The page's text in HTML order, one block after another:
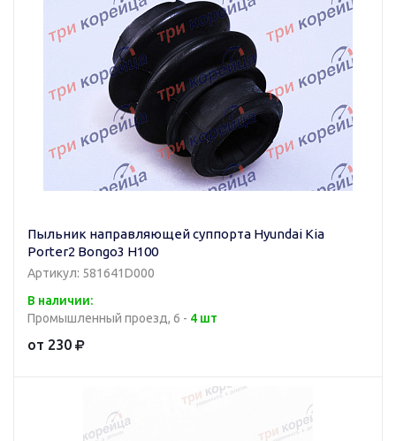
Пыльник направляющей суппорта Hyundai Kia
Porter2 Bongo3 H100
Артикул: 581641D000
В наличии:
Промышленный проезд, 6 - 4 шт
от 230